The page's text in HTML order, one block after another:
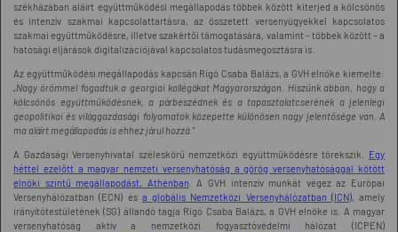
székházában aláírt együttműködési megállapodás többek között kiterjed a kölcsönös
és intenzív szakmai kapcsolattartásra, az összetett versenyügyekkel kapcsolatos
szakmai együttműködésre, illetve szakértői támogatására, valamint – többek között – a
hatósági eljárások digitalizációjával kapcsolatos tudásmegosztásra is.
Az együttműködési megállapodás kapcsán Rigó Csaba Balázs, a GVH elnöke kiemelte:
„Nagy örömmel fogadtuk a georgiai kollégákat Magyarországon. Hiszünk abban, hogy a
kölcsönös együttműködésnek, a párbeszédnek és a tapasztalatcserének a jelenlegi
geopolitikai és világgazdasági folyamatok közepette különösen nagy jelentősége van. A
ma aláírt megállapodás is ehhez járul hozzá.”
A Gazdasági Versenyhivatal széleskörű nemzetközi együttműködésre törekszik. Egy
héttel ezelőtt a magyar nemzeti versenyhatóság a görög versenyhatósággal kötött
elnöki szintű megállapodást, Athénban . A GVH intenzív munkát végez az Európai
Versenyhálózatban (ECN) és a globális Nemzetközi Versenyhálózatban (ICN), amely
irányítótestületének (SG) állandó tagja Rigó Csaba Balázs, a GVH elnöke is. A magyar
versenyhatóság aktív a nemzetközi fogyasztóvédelmi hálózat (ICPEN)